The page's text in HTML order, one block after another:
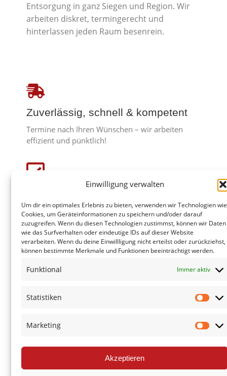
Einwilligung verwalten
Um dir ein optimales Erlebnis zu bieten, verwenden wir Technologien wie
Cookies, um Geräteinformationen zu speichern und/oder darauf
zuzugreifen. Wenn du diesen Technologien zustimmst, können wir Daten
wie das Surfverhalten oder eindeutige IDs auf dieser Website
verarbeiten. Wenn du deine Einwillligung nicht erteilst oder zurückziehst,
können bestimmte Merkmale und Funktionen beeinträchtigt werden.
Funktional Immer aktiv
Statistiken
Marketing
Akzeptieren
Entsorgung in ganz Siegen und Region. Wir
arbeiten diskret, termingerecht und
hinterlassen jeden Raum besenrein.
Zuverlässig, schnell & kompetent
Termine nach Ihren Wünschen – wir arbeiten
effizient und pünktlich!
Keine versteckten Kosten – transparente
Angebote inklusive Entsorgung.
Wir trennen sorgfältig und recyceln, was möglich